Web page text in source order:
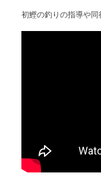
初鰹の釣りの指導や